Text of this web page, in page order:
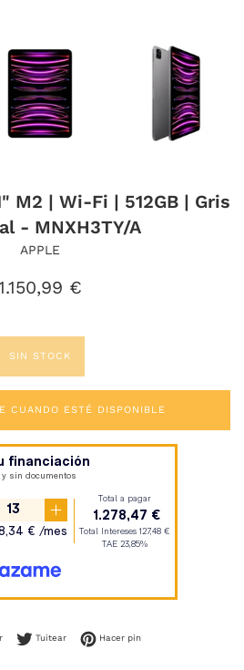
M2 | Wi-Fi | 512GB | Gris
- MNXH3TY/A
APPLE
€
SIN STOCK
CUANDO ESTÉ DISPONIBLE
Compartir en Facebook
TuitearTuitear en Twitter
Hacer pinPinear en Pinterest